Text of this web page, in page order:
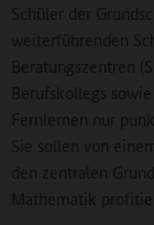
Schüler der
weiterführenden
Beratungszentren
Berufskollegs
Fernlernen nur
Sie sollen von
den zentralen
Mathematik